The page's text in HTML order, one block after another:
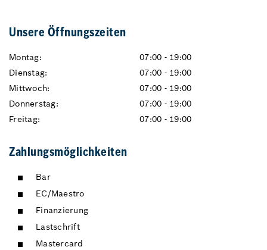
Unsere Öffnungszeiten
Montag:
07:00 - 19:00
Dienstag:
07:00 - 19:00
Mittwoch:
07:00 - 19:00
Donnerstag:
07:00 - 19:00
Freitag:
07:00 - 19:00
Zahlungsmöglichkeiten
Bar
EC/Maestro
Finanzierung
Lastschrift
Mastercard